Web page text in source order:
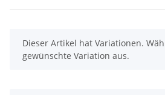
x
Dieser Artikel hat Variationen.
gewünschte Variation aus.